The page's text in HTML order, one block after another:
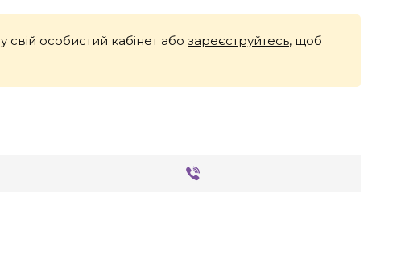
у свій особистий кабінет або зареєструйтесь, щоб